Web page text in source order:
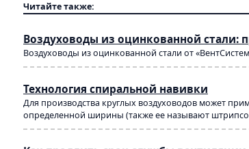
Читайте также:
Воздуховоды из оцинкованной стали:
Воздуховоды из оцинкованной стали от
Технология спиральной навивки
Для производства круглых воздуховодов может
определенной ширины (также ее называют